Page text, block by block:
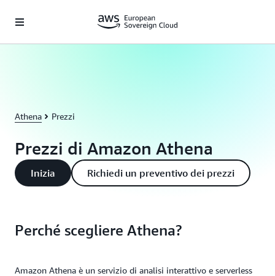
Athena Prezzi
Prezzi di Amazon Athena
Inizia Richiedi un preventivo dei prezzi
Perché scegliere Athena?
Amazon Athena è un servizio di analisi interattivo e serverless